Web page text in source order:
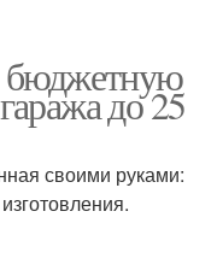
бюджетную
до 25
своими руками: